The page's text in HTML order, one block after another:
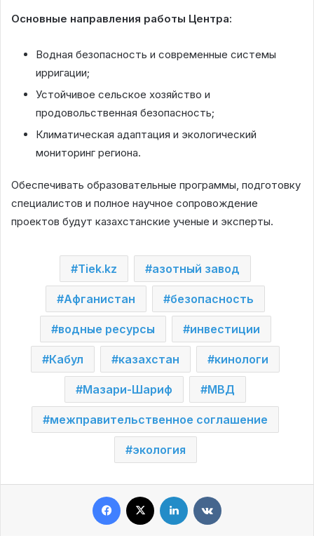
Основные направления работы Центра:
Водная безопасность и современные системы
ирригации;
Устойчивое сельское хозяйство и
продовольственная безопасность;
Климатическая адаптация и экологический
мониторинг региона.
Обеспечивать образовательные программы, подготовку
специалистов и полное научное сопровождение
проектов будут казахстанские ученые и эксперты.
Tiek.kz азотный завод
Афганистан безопасность
водные ресурсы инвестиции
Кабул казахстан кинологи
Мазари-Шариф МВД
межправительственное соглашение
экология